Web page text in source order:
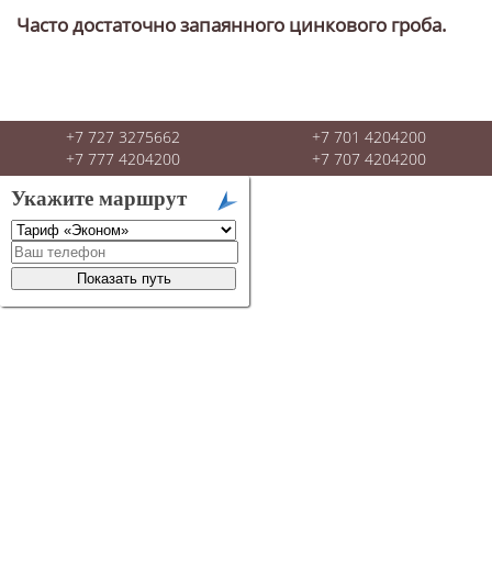
Часто достаточно запаянного цинкового гроба.
+7 727 3275662
+7 701 4204200
+7 777 4204200
+7 707 4204200